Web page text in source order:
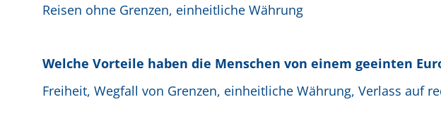
Reisen ohne Grenzen, einheitliche Währung
Welche Vorteile haben die Menschen von einem geeinten
Freiheit, Wegfall von Grenzen, einheitliche Währung, Verlass auf